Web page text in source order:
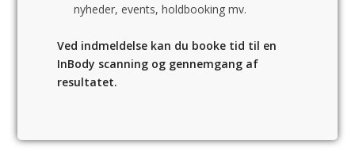
nyheder, events, holdbooking mv.
Ved indmeldelse kan du booke tid til en
InBody scanning og gennemgang af
resultatet.